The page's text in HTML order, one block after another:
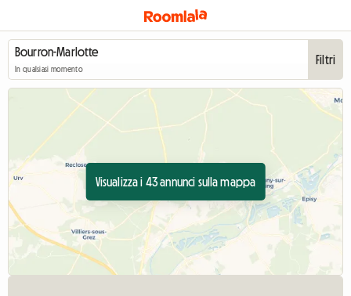
In qualsiasi momento
Filtri
Visualizza i 43 annunci sulla mappa